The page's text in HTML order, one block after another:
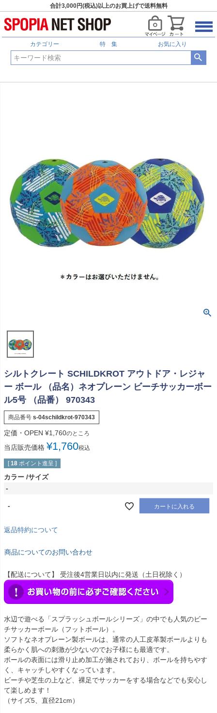
合計3,000円(税込)以上のお買上げで送料無料
カテゴリー 特 集 お気に入り
シルトクレート SCHILDKROT アウトドア・レジャ
ー ボール （品名）ネオプレーン ビーチサッカーボー
ル5号 （品番） 970343
商品番号 s-04schildkrot-970343
定価・OPEN ¥1,760のところ
当店販売価格 ¥1,760税込
[ 18 ポイント進呈 ]
カラー サイズ
-
- カートに入れる
返品特約について
商品についてのお問い合わせ
【配送について】 受注後4営業日以内に発送（土日祝除く）
水辺で遊べる「スプラッシュボールシリーズ」の中でも人気のビー
チサッカーボール（フットボール）。
ソフトなネオプレーン製ボールは、通常の人工皮革製ボールよりも
柔らかく肌への刺激が少ないのでお子様にも最適です。
ボールの表面には滑り止め加工が施されており、ボールを持ちやす
く、キャッチしやすくなっています。
ビーチや芝生の上など、裸足でサッカーをする場合などでも安心し
て楽しめます！
（サイズ5、直径21cm）